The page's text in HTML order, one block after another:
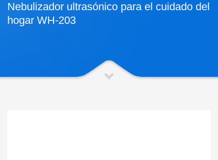
Nebulizador ultrasónico para el cuidado del
hogar WH-203